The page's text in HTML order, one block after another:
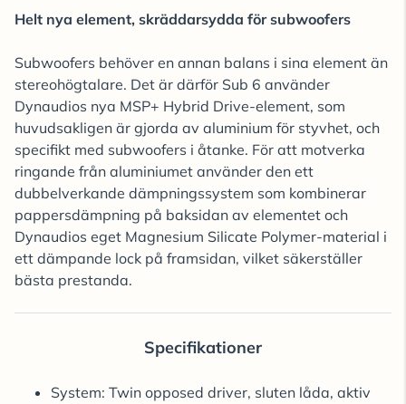
Helt nya element, skräddarsydda för subwoofers
Subwoofers behöver en annan balans i sina element än
stereohögtalare. Det är därför Sub 6 använder
Dynaudios nya MSP+ Hybrid Drive-element, som
huvudsakligen är gjorda av aluminium för styvhet, och
specifikt med subwoofers i åtanke. För att motverka
ringande från aluminiumet använder den ett
dubbelverkande dämpningssystem som kombinerar
pappersdämpning på baksidan av elementet och
Dynaudios eget Magnesium Silicate Polymer-material i
ett dämpande lock på framsidan, vilket säkerställer
bästa prestanda.
Specifikationer
System: Twin opposed driver, sluten låda, aktiv